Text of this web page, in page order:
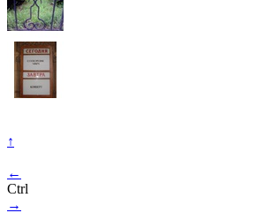
↑
←
Ctrl
→